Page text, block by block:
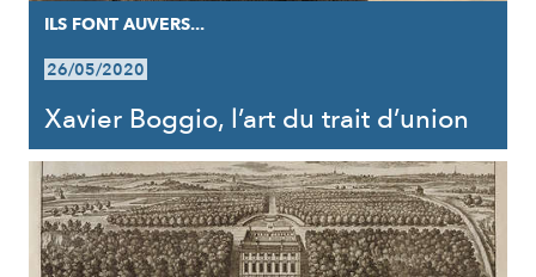
ILS FONT AUVERS...
26/05/2020
Xavier Boggio, l’art du trait d’union